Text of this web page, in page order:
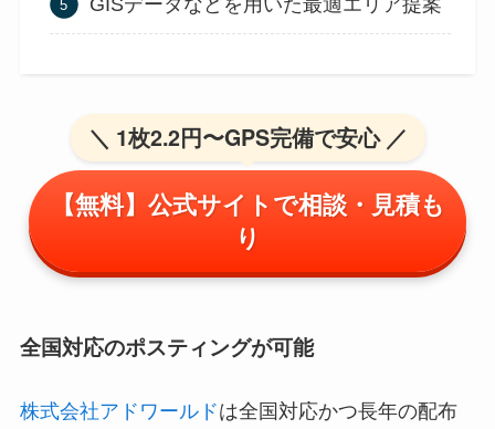
＼ 1枚2.2円〜GPS完備で安心 ／
【無料】公式サイトで相談・見積も
り
全国対応のポスティングが可能
株式会社アドワールドは全国対応かつ長年の配布